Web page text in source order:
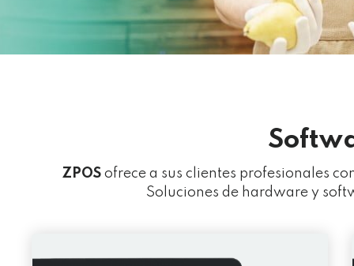
ZPOS ofrece a sus clientes profesionales
Soluciones de hardware y